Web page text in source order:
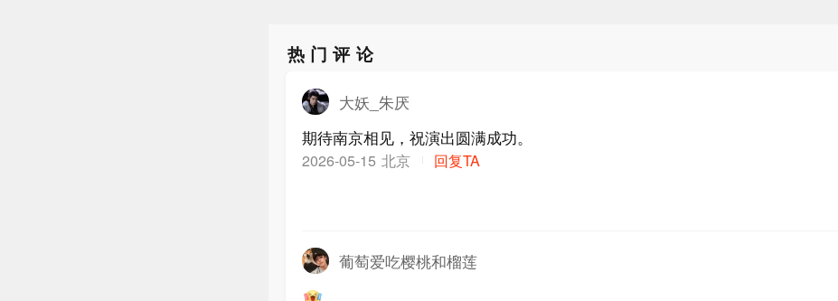
热门评论
大妖_朱厌
期待南京相见，祝演出圆满成功。
2026-05-15 北京 回复TA
葡萄爱吃樱桃和榴莲